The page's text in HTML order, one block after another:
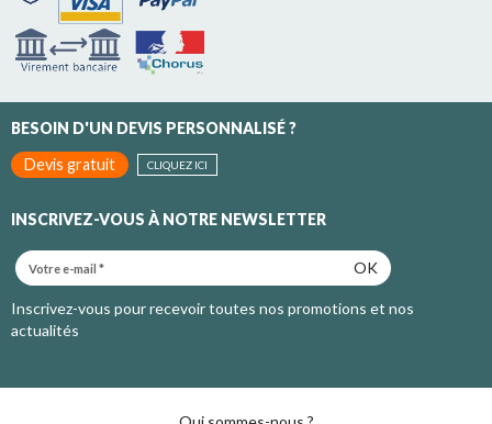
BESOIN D'UN DEVIS PERSONNALISÉ ?
Devis gratuit
CLIQUEZ ICI
INSCRIVEZ-VOUS À NOTRE NEWSLETTER
OK
Inscrivez-vous pour recevoir toutes nos promotions et nos
actualités